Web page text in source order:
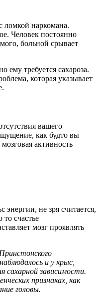
ломкой наркомана.
Человек постоянно
больной срывает
ему требуется сахароза.
которая указывает
вашего
как будто вы
активность
не зря считается,
счастье
мозг проявлять
и у крыс,
сахарной зависимости.
признаках, как
головы.